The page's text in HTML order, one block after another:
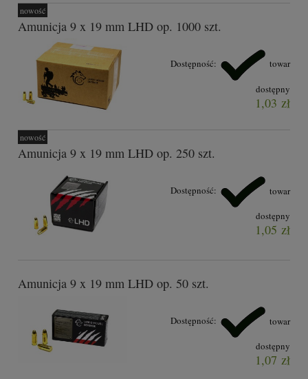
Amunicja 9 x 19 mm LHD op. 1000 szt.
Dostępność: towar
dostępny
1,03 zł
nowość
Amunicja 9 x 19 mm LHD op. 250 szt.
Dostępność: towar
dostępny
1,05 zł
nowość
Amunicja 9 x 19 mm LHD op. 50 szt.
Dostępność: towar
dostępny
1,07 zł